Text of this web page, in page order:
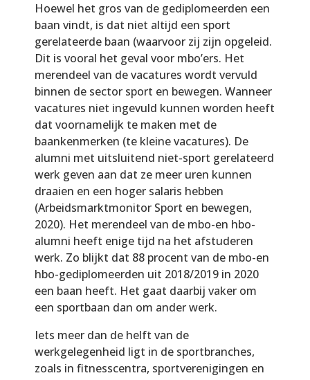
Hoewel het gros van de gediplomeerden een
baan vindt, is dat niet altijd een sport
gerelateerde baan (waarvoor zij zijn opgeleid.
Dit is vooral het geval voor mbo’ers. Het
merendeel van de vacatures wordt vervuld
binnen de sector sport en bewegen. Wanneer
vacatures niet ingevuld kunnen worden heeft
dat voornamelijk te maken met de
baankenmerken (te kleine vacatures). De
alumni met uitsluitend niet-sport gerelateerd
werk geven aan dat ze meer uren kunnen
draaien en een hoger salaris hebben
(Arbeidsmarktmonitor Sport en bewegen,
2020). Het merendeel van de mbo-en hbo-
alumni heeft enige tijd na het afstuderen
werk. Zo blijkt dat 88 procent van de mbo-en
hbo-gediplomeerden uit 2018/2019 in 2020
een baan heeft. Het gaat daarbij vaker om
een sportbaan dan om ander werk.
Iets meer dan de helft van de
werkgelegenheid ligt in de sportbranches,
zoals in fitnesscentra, sportverenigingen en